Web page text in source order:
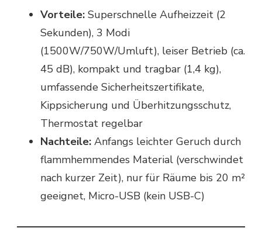
Vorteile: Superschnelle Aufheizzeit (2
Sekunden), 3 Modi
(1500W/750W/Umluft), leiser Betrieb (ca.
45 dB), kompakt und tragbar (1,4 kg),
umfassende Sicherheitszertifikate,
Kippsicherung und Überhitzungsschutz,
Thermostat regelbar
Nachteile: Anfangs leichter Geruch durch
flammhemmendes Material (verschwindet
nach kurzer Zeit), nur für Räume bis 20 m²
geeignet, Micro-USB (kein USB-C)